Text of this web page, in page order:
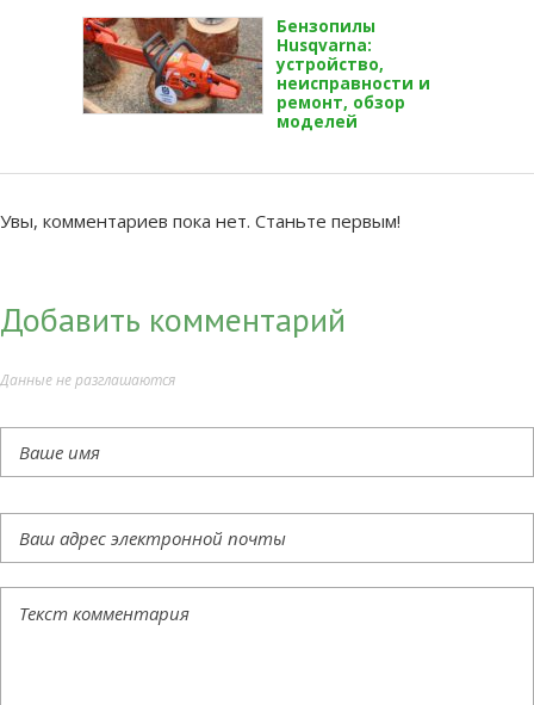
Бензопилы
Husqvarna:
устройство,
неисправности и
ремонт, обзор
моделей
Увы, комментариев пока нет. Станьте первым!
Добавить комментарий
Данные не разглашаются